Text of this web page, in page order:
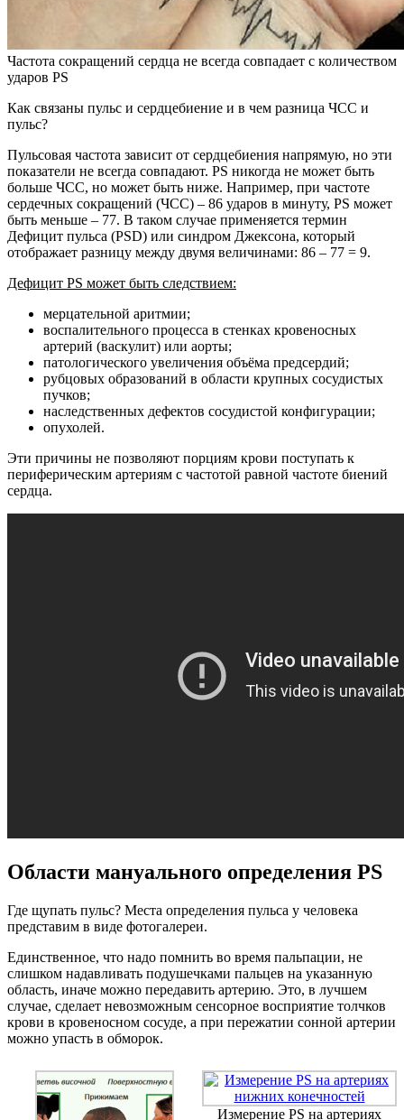
Частота сокращений сердца не всегда совпадает с количеством
ударов PS
Как связаны пульс и сердцебиение и в чем разница ЧСС и
пульс?
Пульсовая частота зависит от сердцебиения напрямую, но эти
показатели не всегда совпадают. PS никогда не может быть
больше ЧСС, но может быть ниже. Например, при частоте
сердечных сокращений (ЧСС) – 86 ударов в минуту, PS может
быть меньше – 77. В таком случае применяется термин
Дефицит пульса (PSD) или синдром Джексона, который
отображает разницу между двумя величинами: 86 – 77 = 9.
Дефицит PS может быть следствием:
мерцательной аритмии;
воспалительного процесса в стенках кровеносных
артерий (васкулит) или аорты;
патологического увеличения объёма предсердий;
рубцовых образований в области крупных сосудистых
пучков;
наследственных дефектов сосудистой конфигурации;
опухолей.
Эти причины не позволяют порциям крови поступать к
периферическим артериям с частотой равной частоте биений
сердца.
Области мануального определения PS
Где щупать пульс? Места определения пульса у человека
представим в виде фотогалереи.
Единственное, что надо помнить во время пальпации, не
слишком надавливать подушечками пальцев на указанную
область, иначе можно передавить артерию. Это, в лучшем
случае, сделает невозможным сенсорное восприятие толчков
крови в кровеносном сосуде, а при пережатии сонной артерии
можно упасть в обморок.
Измерение PS на артериях